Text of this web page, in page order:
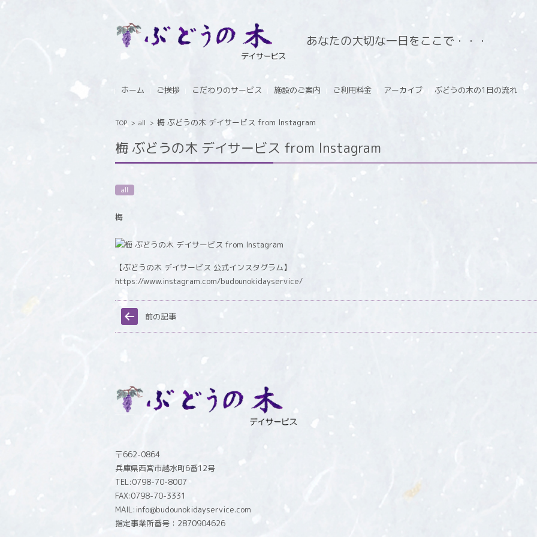
あなたの大切な一日をここで・・・
ホーム
ご挨拶 こだわりのサービス 施設のご案内 ご利用料金 アーカイブ ぶどうの木の1日の流れ
TOP > all > 梅 ぶどうの木 デイサービス from Instagram
梅 ぶどうの木 デイサービス from Instagram
all
梅
【ぶどうの木 デイサービス 公式インスタグラム】
https://www.instagram.com/budounokidayservice/
前の記事
〒662-0864
兵庫県西宮市越水町6番12号
TEL:0798-70-8007
FAX:0798-70-3331
MAIL:info@budounokidayservice.com
指定事業所番号：2870904626